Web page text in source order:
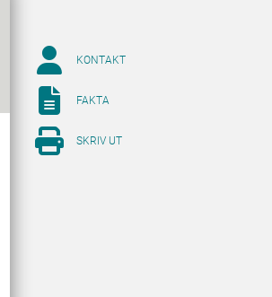
KONTAKT
FAKTA
SKRIV UT